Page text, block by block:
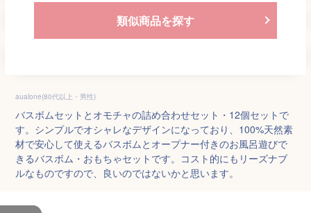
類似商品を探す
aualone(80代以上・男性)
バスボムセットとオモチャの詰め合わせセット・12個セットで
す。シンプルでオシャレなデザインになっており、100%天然素
材で安心して使えるバスボムとオープナー付きのお風呂遊びで
きるバスボム・おもちゃセットです。コスト的にもリーズナブ
ルなものですので、良いのではないかと思います。